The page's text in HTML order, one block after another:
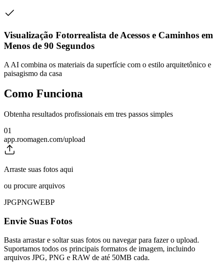
Visualização Fotorrealista de Acessos e Caminhos em
Menos de 90 Segundos
A AI combina os materiais da superfície com o estilo arquitetônico e
paisagismo da casa
Como Funciona
Obtenha resultados profissionais em tres passos simples
01
app.roomagen.com/upload
Arraste suas fotos aqui
ou procure arquivos
JPGPNGWEBP
Envie Suas Fotos
Basta arrastar e soltar suas fotos ou navegar para fazer o upload.
Suportamos todos os principais formatos de imagem, incluindo
arquivos JPG, PNG e RAW de até 50MB cada.